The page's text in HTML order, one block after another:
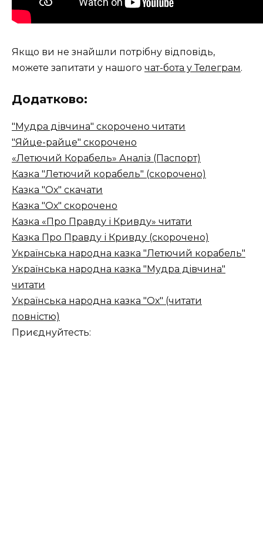
Якщо ви не знайшли потрібну відповідь,
можете запитати у нашого чат-бота у Телеграм.
Додатково:
"Мудра дівчина" скорочено читати
"Яйце-райце" скорочено
«Летючий Корабель» Аналіз (Паспорт)
Казка "Летючий корабель" (скорочено)
Казка "Ох" скачати
Казка "Ох" скорочено
Казка «Про Правду і Кривду» читати
Казка Про Правду і Кривду (скорочено)
Українська народна казка "Летючий корабель"
Українська народна казка "Мудра дівчина"
читати
Українська народна казка "Ох" (читати
повністю)
Приєднуйтесть: